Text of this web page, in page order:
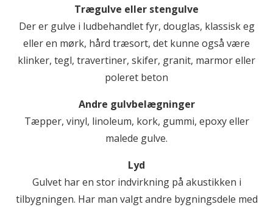
Trægulve eller stengulve
Der er gulve i ludbehandlet fyr, douglas, klassisk eg
eller en mørk, hård træsort, det kunne også være
klinker, tegl, travertiner, skifer, granit, marmor eller
poleret beton
Andre gulvbelægninger
Tæpper, vinyl, linoleum, kork, gummi, epoxy eller
malede gulve.
Lyd
Gulvet har en stor indvirkning på akustikken i
tilbygningen. Har man valgt andre bygningsdele med